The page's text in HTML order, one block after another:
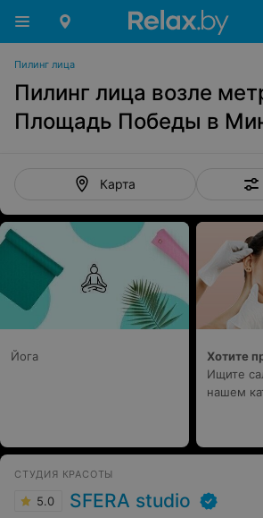
Пилинг лица
Пилинг лица возле
Площадь Победы в
Карта
Йога
Хотите
Ищите
нашем
СТУДИЯ КРАСОТЫ
5.0 SFERA studio